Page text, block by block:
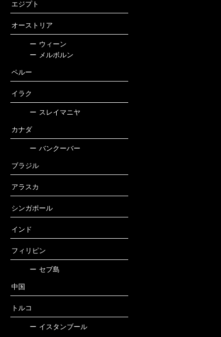
エジプト
オーストリア
ー ウィーン
ー
メルボルン
ペルー
イラク
ー スレイマニヤ
カナダ
ー バンクーバー
ブラジル
アラスカ
シンガポール
インド
フィリピン
ー セブ島
中国
トルコ
ー イスタンブール